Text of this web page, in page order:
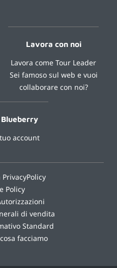
Lavora con noi
Lavora come Tour Leader
Sei famoso sul web e vuoi
collaborare con noi?
account
Policy
di vendita
Standard
facciamo